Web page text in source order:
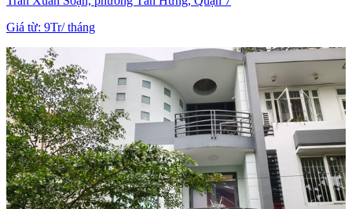
Giá từ: 9Tr/tháng